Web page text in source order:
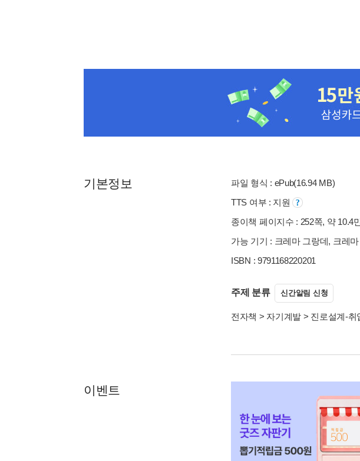
기본정보
파일 형식 : ePub(16.94 MB)
TTS 여부 : 지원
종이책 페이지수 : 252쪽, 약 10.4
가능 기기 : 크레마 그랑데, 크레
ISBN : 9791168220201
주제 분류 신간알림 신청
전자책 > 자기계발 > 진로설계-취
이벤트